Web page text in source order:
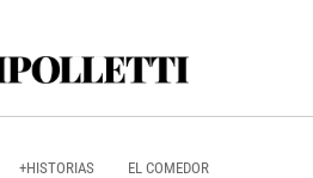
+HISTORIAS EL COMEDOR